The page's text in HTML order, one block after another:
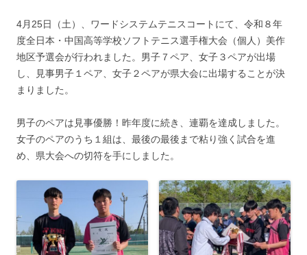
4月25日（土）、ワードシステムテニスコートにて、令和８年
度全日本・中国高等学校ソフトテニス選手権大会（個人）美作
地区予選会が行われました。男子７ペア、女子３ペアが出場
し、見事男子１ペア、女子２ペアが県大会に出場することが決
まりました。
男子のペアは見事優勝！昨年度に続き、連覇を達成しました。
女子のペアのうち１組は、最後の最後まで粘り強く試合を進
め、県大会への切符を手にしました。